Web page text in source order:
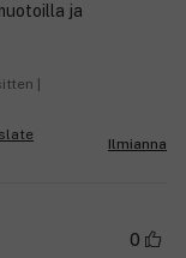
ja
|
Ilmianna
0